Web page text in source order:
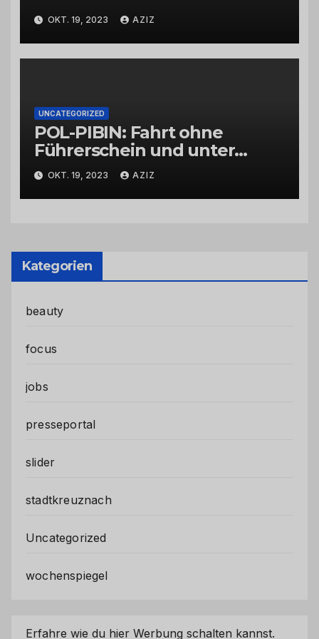
OKT. 19, 2023 AZIZ
UNCATEGORIZED
POL-PIBIN: Fahrt ohne
Führerschein und unter
Einfluss von Drogen
OKT. 19, 2023 AZIZ
Kategorien
beauty
focus
jobs
presseportal
slider
stadtkreuznach
Uncategorized
wochenspiegel
Erfahre wie du hier Werbung schalten kannst.